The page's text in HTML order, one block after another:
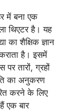
में बना एक
थिएटर है। यह
का शैक्षिक ज्ञान
है। इसमें
तारों, ग्रहों
का अनुकरण
करने के लिए
एक बार